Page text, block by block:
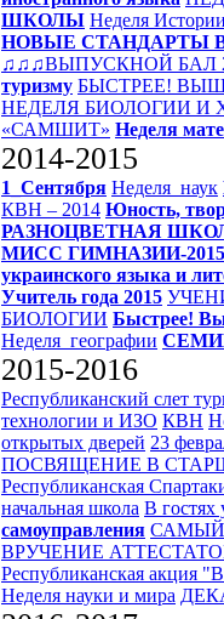
ШКОЛЫ Неделя
НОВЫЕ СТАНДАРТЫ
♫♫♫ВЫПУСКНОЙ БАЛ
туризму БЫСТРЕЕ!
НЕДЕЛЯ БИОЛОГИИ И
«САМШИТ» Неделя
2014-2015
1_Сентября Неделя_наук
КВН – 2014 Юность,
РАЗНОЦВЕТНАЯ
МИСС ГИМНАЗИИ-2015
украинского языка и
Учитель года 2015
БИОЛОГИИ Быстрее!
Неделя_географии
2015-2016
Республиканский слет
технологии и ИЗО КВН
открытых дверей 23
ПОСВЯЩЕНИЕ В
Республиканская
начальная школа В гостях
самоуправления
ВРУЧЕНИЕ
Республиканская акция
Неделя науки и мира